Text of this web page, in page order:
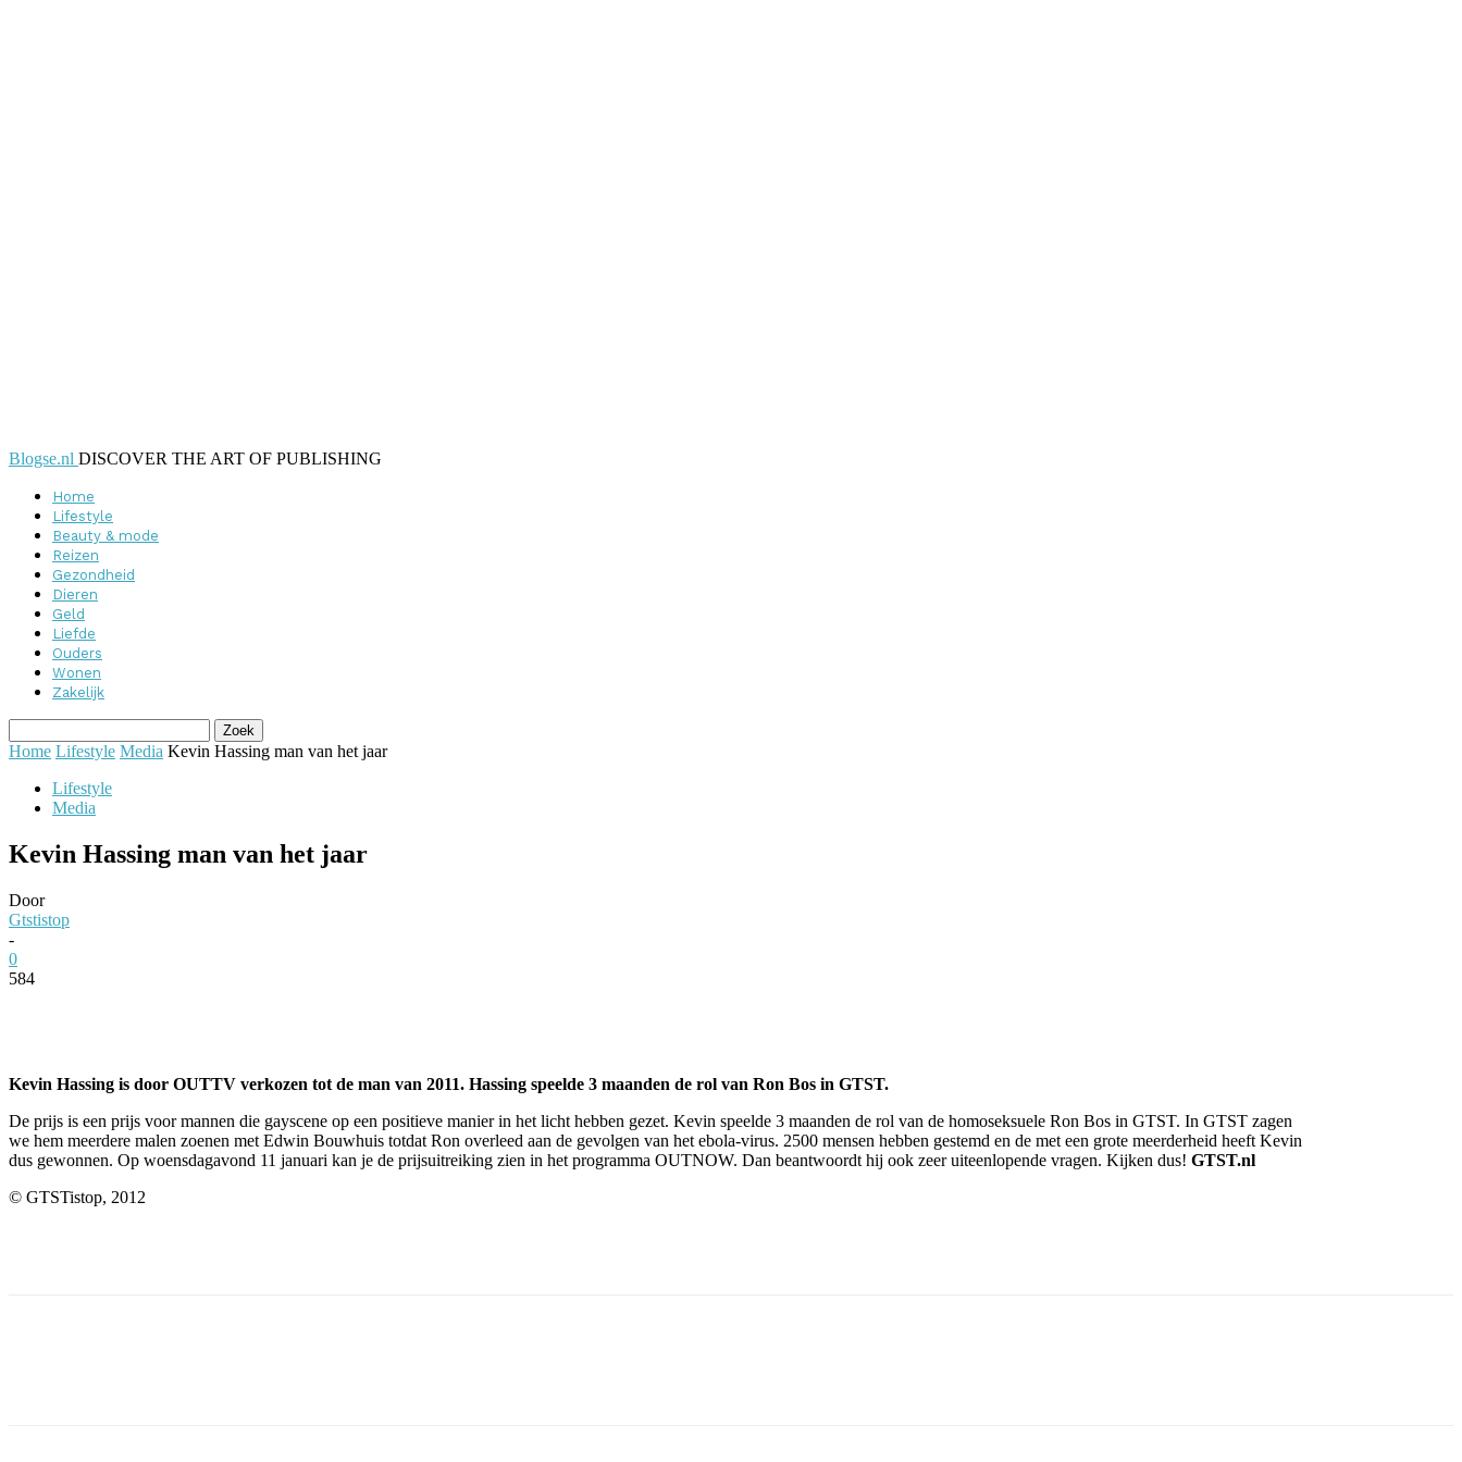
Blogse.nl DISCOVER THE ART OF PUBLISHING
Home
Lifestyle
Beauty & mode
Reizen
Gezondheid
Dieren
Geld
Liefde
Ouders
Wonen
Zakelijk
Home Lifestyle Media Kevin Hassing man van het jaar
Lifestyle
Media
Kevin Hassing man van het jaar
Door
Gtstistop
-
0
584
Kevin Hassing is door OUTTV verkozen tot de man van 2011. Hassing speelde 3 maanden de rol van Ron Bos in GTST.
De prijs is een prijs voor mannen die gayscene op een positieve manier in het licht hebben gezet. Kevin speelde 3 maanden de rol van de homoseksuele Ron Bos in GTST. In GTST zagen
we hem meerdere malen zoenen met Edwin Bouwhuis totdat Ron overleed aan de gevolgen van het ebola-virus. 2500 mensen hebben gestemd en de met een grote meerderheid heeft Kevin
dus gewonnen. Op woensdagavond 11 januari kan je de prijsuitreiking zien in het programma OUTNOW. Dan beantwoordt hij ook zeer uiteenlopende vragen. Kijken dus! GTST.nl
© GTSTistop, 2012